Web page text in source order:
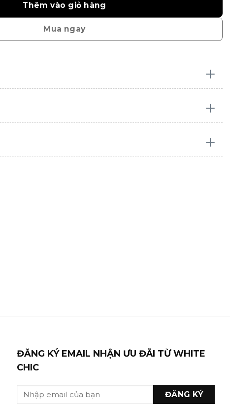
Thêm vào giỏ hàng
Mua ngay
ĐĂNG KÝ EMAIL NHẬN ƯU ĐÃI TỪ WHITE
CHIC